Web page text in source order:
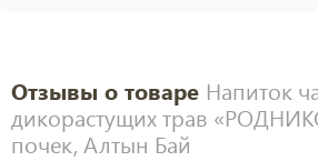
Отзывы о товаре Напиток
дикорастущих трав
почек, Алтын Бай